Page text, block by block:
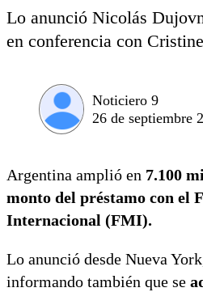
Lo anunció Nicolás
en conferencia con
Noticiero 9
26 de septiembre
Argentina amplió en 7.100
monto del préstamo con el
Internacional (FMI).
Lo anunció desde Nueva
informando también que se